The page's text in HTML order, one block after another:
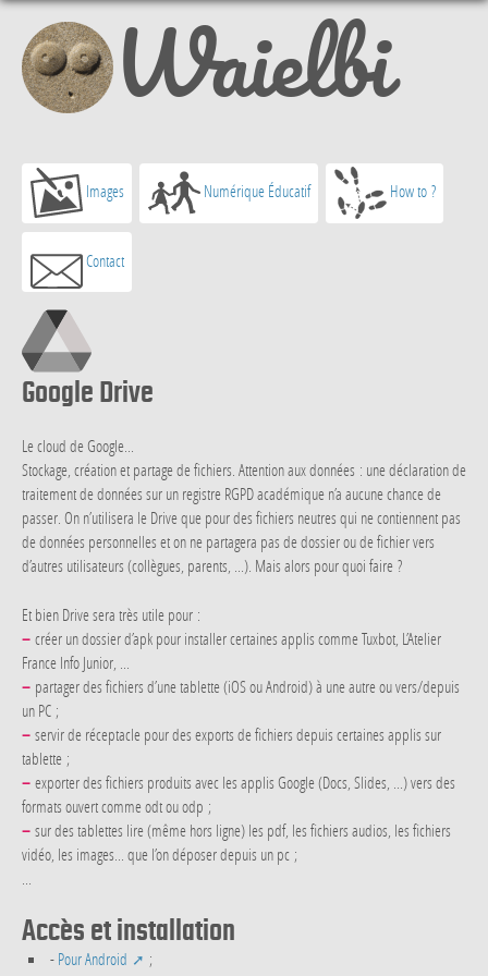
Waielbi
Images Numérique Éducatif How to ?
Contact
Google Drive
Le cloud de Google...
Stockage, création et partage de fichiers. Attention aux données : une déclaration de
traitement de données sur un registre RGPD académique n’a aucune chance de
passer. On n’utilisera le Drive que pour des fichiers neutres qui ne contiennent pas
de données personnelles et on ne partagera pas de dossier ou de fichier vers
d’autres utilisateurs (collègues, parents, ...). Mais alors pour quoi faire ?
Et bien Drive sera très utile pour :
– créer un dossier d’apk pour installer certaines applis comme Tuxbot, L’Atelier
France Info Junior, ...
– partager des fichiers d’une tablette (iOS ou Android) à une autre ou vers/depuis
un PC ;
– servir de réceptacle pour des exports de fichiers depuis certaines applis sur
tablette ;
– exporter des fichiers produits avec les applis Google (Docs, Slides, ...) vers des
formats ouvert comme odt ou odp ;
– sur des tablettes lire (même hors ligne) les pdf, les fichiers audios, les fichiers
vidéo, les images... que l’on déposer depuis un pc ;
Accès et installation
- Pour Android
;